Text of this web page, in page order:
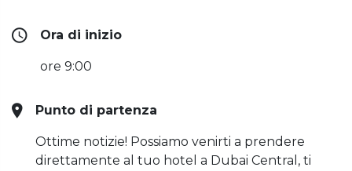
Ora di inizio
ore 9:00
Punto di partenza
Ottime notizie! Possiamo venirti a prendere
direttamente al tuo hotel a Dubai Central, ti